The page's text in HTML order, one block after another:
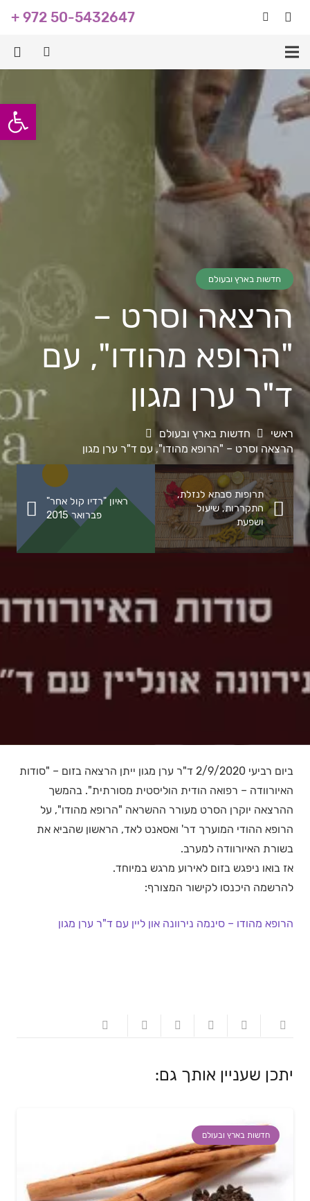
פתח
+ 972 50-5432647
חדשות בארץ ובעולם
הרצאה וסרט –
"הרופא מהודו", עם
ד"ר ערן מגון
ראשי
חדשות בארץ ובעולם
הרצאה וסרט – "הרופא מהודו", עם ד"ר ערן מגון
ראיון "רדיו קול אחר"
פברואר 2015
תרופות סבתא לנזלת,
התקררות, שיעול
ושפעת
ביום רביעי 2/9/2020 ד"ר ערן מגון ייתן הרצאה בזום – "סודות
האיורוודה – רפואה הודית הוליסטית מסורתית". בהמשך
ההרצאה יוקרן הסרט מעורר ההשראה "הרופא מהודו", על
הרופא ההודי המוערך דר' ואסאנט לאד, הראשון שהביא את
בשורת האיורוודה למערב.
אז בואו ניפגש בזום לאירוע מרגש במיוחד.
להרשמה היכנסו לקישור המצורף:
הרופא מהודו – סינמה נירוונה און ליין עם ד"ר ערן מגון
יתכן שעניין אותך גם:
חדשות בארץ ובעולם